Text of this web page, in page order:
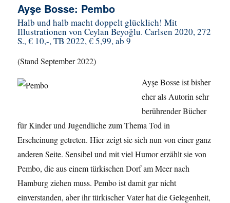
Ayşe Bosse: Pembo
Halb und halb macht doppelt glücklich! Mit
Illustrationen von Ceylan Beyoğlu. Carlsen 2020, 272
S., € 10,-, TB 2022, € 5,99, ab 9
(Stand September 2022)
Ayşe Bosse ist bisher
eher als Autorin sehr
berührender Bücher
für Kinder und Jugendliche zum Thema Tod in
Erscheinung getreten. Hier zeigt sie sich nun von einer ganz
anderen Seite. Sensibel und mit viel Humor erzählt sie von
Pembo, die aus einem türkischen Dorf am Meer nach
Hamburg ziehen muss. Pembo ist damit gar nicht
einverstanden, aber ihr türkischer Vater hat die Gelegenheit,